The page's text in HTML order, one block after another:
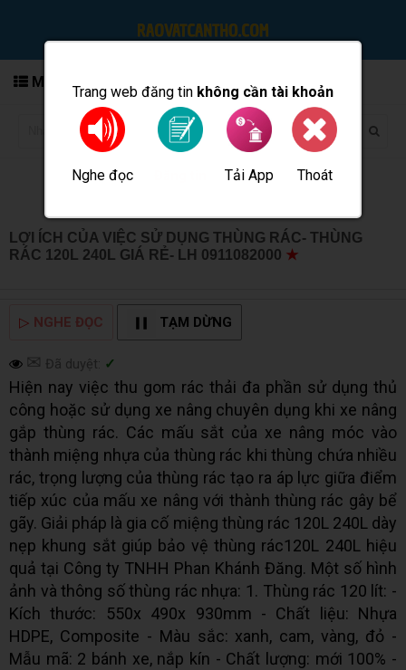
Trang web đăng tin không cần tài khoản
Nghe đọc Tải App Thoát
MENU
LỢI ÍCH CỦA VIỆC SỬ DỤNG THÙNG RÁC- THÙNG
RÁC 120L 240L GIÁ RẺ- LH 0911082000 ★
▷ NGHE ĐỌC TẠM DỪNG
✉ Đã duyệt: ✓
Hiện nay việc thu gom rác thải đa phần sử dụng thủ
công hoặc sử dụng xe nâng chuyên dụng khi xe nâng
gắp thùng rác. Các mấu sắt của xe nâng móc vào
thành miệng nhựa của thùng rác khi thùng chứa nhiều
rác, trọng lượng của thùng rác tạo ra áp lực giữa điểm
tiếp xúc của mấu xe nâng với thành thùng rác gây bể
gãy. Giải pháp là gia cố miệng thùng rác 120L 240L dày
nẹp khung sắt giúp bảo vệ thùng rác120L 240L hiệu
quả tại Công ty TNHH Phan Khánh Đăng. Một số hình
ảnh và thông số thùng rác nhựa: 1. Thùng rác 120 lít: -
Kích thước: 550x 490x 930mm - Chất liệu: Nhựa
HDPE, Composite - Màu sắc: xanh, cam, vàng, đỏ -
Mẫu mã: 2 bánh xe, nắp kín - Chất lượng: mới 100% -